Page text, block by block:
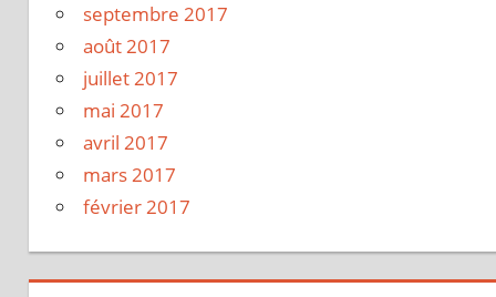
septembre 2017
août 2017
juillet 2017
mai 2017
avril 2017
mars 2017
février 2017